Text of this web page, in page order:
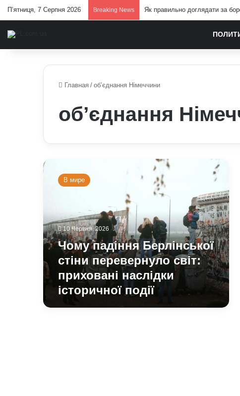
П’ятниця, 7 Серпня 2026 Breaking News Як правильно доглядати за
Главная / об’єднання Німеччини
об’єднання
Чому
падіння
Берлінської
приховані
наслідки
історичної
події
В мире
10 Червня, 2026
Чому падіння Берлінської
стіни перевернуло світ:
приховані наслідки
історичної події